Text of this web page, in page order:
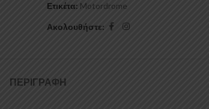
Ετικέτα: Motordrome
Ακολουθήστε:
ΠΕΡΙΓΡΑΦΉ